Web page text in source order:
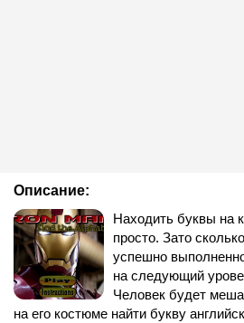
Описание:
Находить буквы на
просто. Зато
успешно
на следующий
Человек будет
на его костюме найти букву